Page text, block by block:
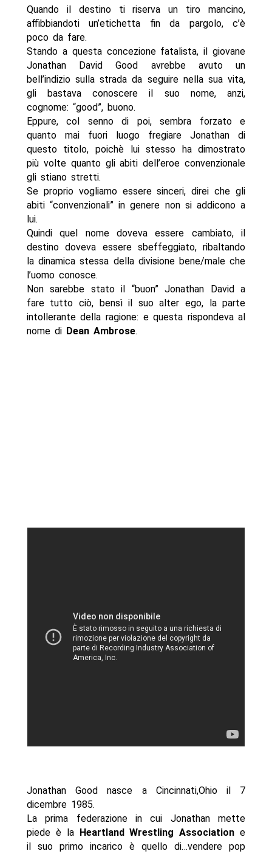
Quando il destino ti riserva un tiro mancino,
affibbiandoti un’etichetta fin da pargolo, c’è
poco da fare.
Stando a questa concezione fatalista, il giovane
Jonathan David Good avrebbe avuto un
bell’indizio sulla strada da seguire nella sua vita,
gli bastava conoscere il suo nome, anzi,
cognome: “good”, buono.
Eppure, col senno di poi, sembra forzato e
quanto mai fuori luogo fregiare Jonathan di
questo titolo, poichè lui stesso ha dimostrato
più volte quanto gli abiti dell’eroe convenzionale
gli stiano stretti.
Se proprio vogliamo essere sinceri, direi che gli
abiti “convenzionali” in genere non si addicono a
lui.
Quindi quel nome doveva essere cambiato, il
destino doveva essere sbeffeggiato, ribaltando
la dinamica stessa della divisione bene/male che
l’uomo conosce.
Non sarebbe stato il “buon” Jonathan David a
fare tutto ciò, bensì il suo alter ego, la parte
intollerante della ragione: e questa rispondeva al
nome di Dean Ambrose.
Jonathan Good nasce a Cincinnati,Ohio il 7
dicembre 1985.
La prima federazione in cui Jonathan mette
piede è la
Heartland Wrestling Association e
il suo primo incarico è quello di…vendere pop